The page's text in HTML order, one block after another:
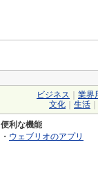
ビジネス 業界
文化
生活
便利な機能
・ ウェブリオのアプリ